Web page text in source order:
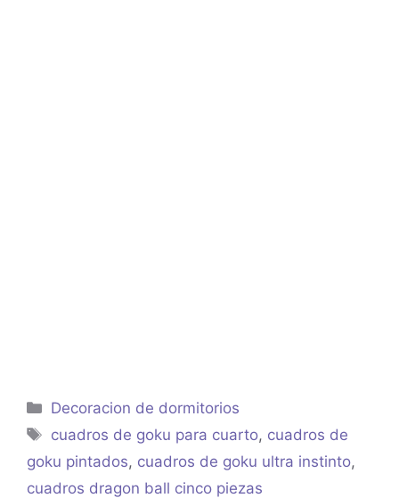
Categorías
Decoracion de dormitorios
Etiquetas
cuadros de goku para cuarto, cuadros de
goku pintados, cuadros de goku ultra instinto,
cuadros dragon ball cinco piezas